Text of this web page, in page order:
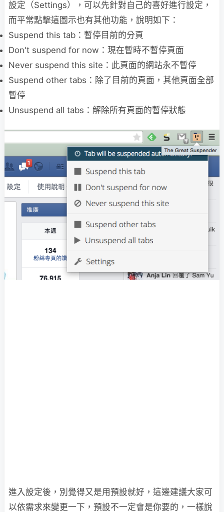
設定（Settings），可以先針對自己的喜好進行設定，
而平常點擊這圖示也有其他功能，說明如下：
Suspend this tab：暫停目前的分頁
Don't suspend for now：現在暫時不暫停頁面
Never suspend this site：此頁面的網站永不暫停
Suspend other tabs：除了目前的頁面，其他頁面全部
暫停
Unsuspend all tabs：解除所有頁面的暫停狀態
進入設定後，別覺得又是用預設就好，這邊建議大家可
以依需求來變更一下，預設不一定會是你要的，一樣說